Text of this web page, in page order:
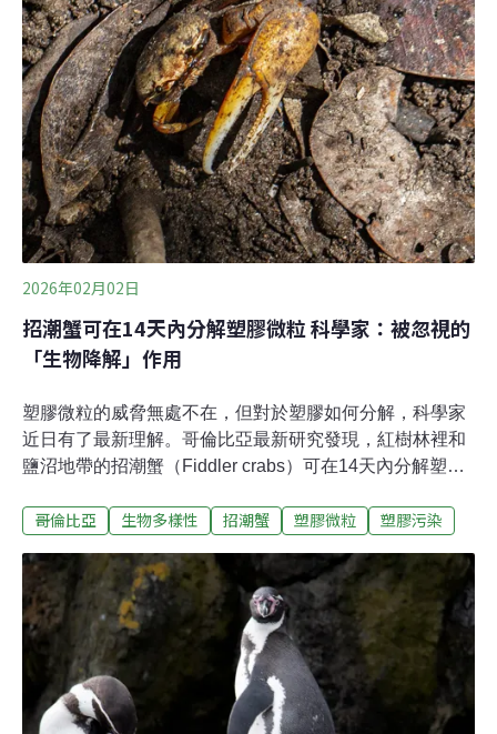
類生物的生存。蛙壺菌會攻擊青蛙的皮膚，導致角蛋白增
生。由於青蛙仰賴皮膚呼吸，皮膚病變會導致牠們呼吸困
難，甚至死亡。蛙壺菌也傷害神經系統，導致青蛙的行為
異常。染病的個體不會立即死亡，當牠們游到其它水域，
疫情就會擴展開來。成蛙與蝌蚪可能因直接接觸到染病的
個體而感染，也可能間接接觸到被蛙壺
2026年02月02日
招潮蟹可在14天內分解塑膠微粒 科學家：被忽視的
「生物降解」作用
塑膠微粒的威脅無處不在，但對於塑膠如何分解，科學家
近日有了最新理解。哥倫比亞最新研究發現，紅樹林裡和
鹽沼地帶的招潮蟹（Fiddler crabs）可在14天內分解塑膠
究由哥倫比亞與英國海洋生物學團隊共同發表在《全球變
紅樹林向來是塑膠廢棄物堆積的熱點，都市化地區的塑膠
垃圾量可能比其他地方高出百倍（高出兩個數量級，two
orders of magnitude）以上。紅樹林是招潮蟹的家園，對
環境變化敏感度高、常被視為環境指標生物，牠們究竟如
何在龐大的塑膠污染中存活？分解效率超越大自然研究發
現，招潮蟹（Minuca vocator）會攝食塑膠微粒，並在消
哥倫比亞 生物多樣性 招潮蟹 塑膠微粒 塑膠污染